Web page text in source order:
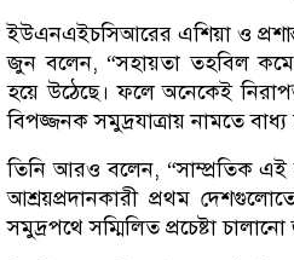
ইউএনএইচসিআরের এশিয়া ও
জুন বলেন, “সহায়তা তহবিল কমে
হয়ে উঠেছে। ফলে অনেকেই
বিপজ্জনক সমুদ্রযাত্রায় নামতে বাধ্য
তিনি আরও বলেন, “সাম্প্রতিক এই
আশ্রয়প্রদানকারী প্রথম
সমুদ্রপথে সম্মিলিত প্রচেষ্টা